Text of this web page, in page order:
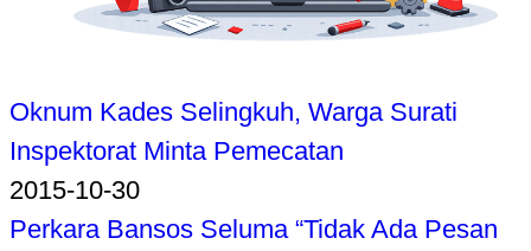
Oknum Kades Selingkuh, Warga Surati
Inspektorat Minta Pemecatan
2015-10-30
Perkara Bansos Seluma “Tidak Ada Pesan